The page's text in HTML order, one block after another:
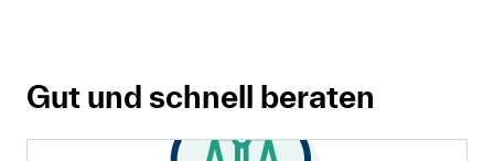
Gut und schnell beraten